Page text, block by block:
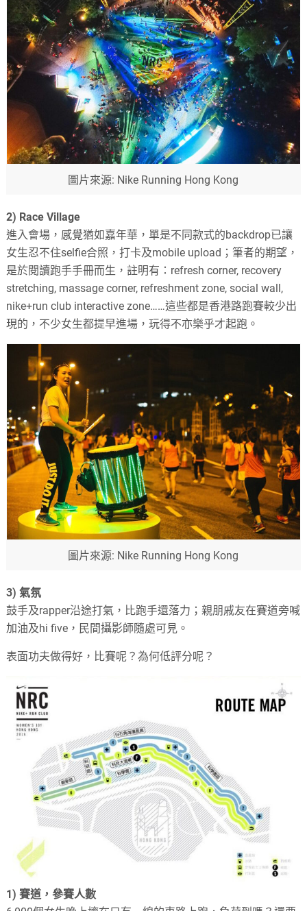
圖片來源: Nike Running Hong Kong
2) Race Village
進入會場，感覺猶如嘉年華，單是不同款式的backdrop已讓
女生忍不住selfie合照，打卡及mobile upload ；筆者的期望，
是於閱讀跑手手冊而生，註明有： refresh corner, recovery
stretching, massage corner, refreshment zone, social wall,
nike+run club interactive zone……這些都是香港路跑賽較少出
現的，不少女生都提早進場，玩得不亦樂乎才起跑。
圖片來源: Nike Running Hong Kong
3)氣氛
鼓手及rapper沿途打氣，比跑手還落力；親朋戚友在賽道旁喊
加油及hi five ，民間攝影師隨處可見。
表面功夫做得好，比賽呢？為何低評分呢？
1)賽道，參賽人數